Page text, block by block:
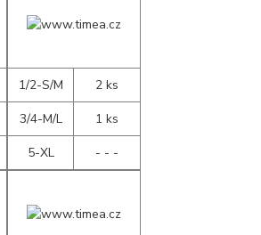
1/2-S/M
2 ks
3/4-M/L
1 ks
5-XL
- - -